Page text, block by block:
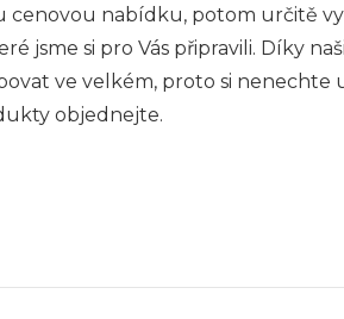
cenovou nabídku, potom určitě
jsme si pro Vás připravili. Díky
ve velkém, proto si
objednejte.